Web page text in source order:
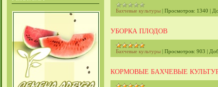
Бахчевые культуры | Просмотров: 1340 |
УБОРКА ПЛОДОВ
Бахчевые культуры | Просмотров: 903 |
КОРМОВЫЕ БАХЧЕВЫЕ